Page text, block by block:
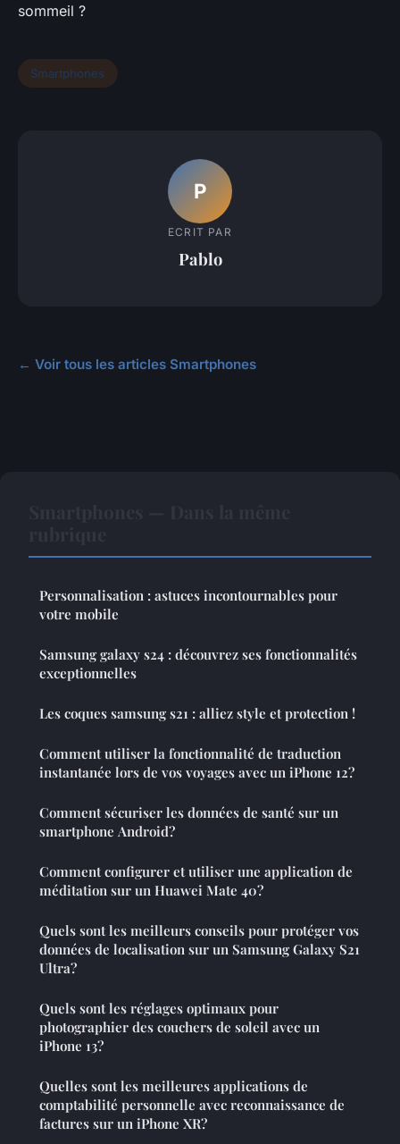
sommeil ?
Smartphones
P
ECRIT PAR
Pablo
← Voir tous les articles Smartphones
Personnalisation : astuces incontournables pour
votre mobile
Samsung galaxy s24 : découvrez ses fonctionnalités
exceptionnelles
Les coques samsung s21 : alliez style et protection !
Comment utiliser la fonctionnalité de traduction
instantanée lors de vos voyages avec un iPhone 12?
Comment sécuriser les données de santé sur un
smartphone Android?
Comment configurer et utiliser une application de
méditation sur un Huawei Mate 40?
Quels sont les meilleurs conseils pour protéger vos
données de localisation sur un Samsung Galaxy S21
Ultra?
Quels sont les réglages optimaux pour
photographier des couchers de soleil avec un
iPhone 13?
Quelles sont les meilleures applications de
comptabilité personnelle avec reconnaissance de
factures sur un iPhone XR?